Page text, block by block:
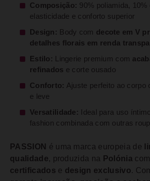
Composição: 90% poliamida, 10%
elasticidade e conforto superior
Design: Body com decote em V
detalhes florais em renda
Estilo:
Lingerie premium com
refinados e corte ousado
Conforto: Ajuste perfeito ao corpo
e leve
Versatilidade:
Ideal para uso
fashion combinada com outras
PASSION é uma marca europeia de
qualidade, produzida na Polónia com
certificados e design exclusivo.